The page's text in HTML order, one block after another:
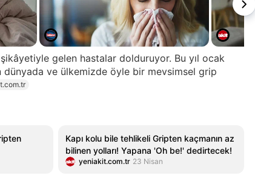
gelen hastalar dolduruyor. Bu yıl ocak
dünyada ve ülkemizde öyle bir mevsimsel grip
Kapı kolu bile tehlikeli Gripten kaçmanın az
bilinen yolları! Yapana 'Oh be!' dedirtecek!
yeniakit.com.tr 23 Nisan